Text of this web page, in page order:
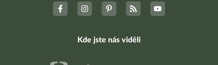
Kde jste nás viděli